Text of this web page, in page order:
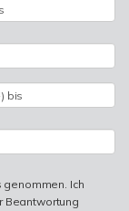
genommen. Ich
Beantwortung